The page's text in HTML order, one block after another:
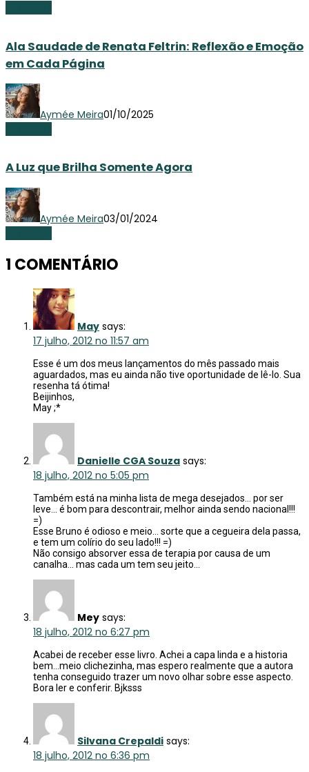
Ala Saudade de Renata Feltrin: Reflexão e Emoção
em Cada Página
Aymée Meira01/10/2025
A Luz que Brilha Somente Agora
Aymée Meira03/01/2024
1 COMENTÁRIO
May says:
17 julho, 2012 no 11:57 am
Esse é um dos meus lançamentos do mês passado mais
aguardados, mas eu ainda não tive oportunidade de lê-lo. Sua
resenha tá ótima!
Beijinhos,
May ;*
Danielle CGA Souza says:
18 julho, 2012 no 5:05 pm
Também está na minha lista de mega desejados… por ser
leve… é bom para descontrair, melhor ainda sendo nacional!!!
=)
Esse Bruno é odioso e meio… sorte que a cegueira dela passa,
e tem um colírio do seu lado!!! =)
Não consigo absorver essa de terapia por causa de um
canalha… mas cada um tem seu jeito…
Mey says:
18 julho, 2012 no 6:27 pm
Acabei de receber esse livro. Achei a capa linda e a historia
bem…meio clichezinha, mas espero realmente que a autora
tenha conseguido trazer um novo olhar sobre esse aspecto.
Bora ler e conferir. Bjksss
Silvana Crepaldi says:
18 julho, 2012 no 6:36 pm